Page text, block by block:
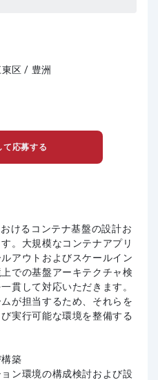
区 / 豊洲
て応募する
けるコンテナ基盤の設計お
。大規模なコンテナアプリ
アウトおよびスケールイン
での基盤アーキテクチャ検
貫して対応いただきます。
が担当するため、それらを
実行可能な環境を整備する
築
ン環境の構成検討および設